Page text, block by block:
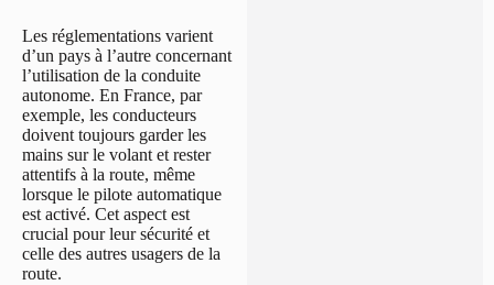
Les réglementations varient
d’un pays à l’autre concernant
l’utilisation de la conduite
autonome. En France, par
exemple, les conducteurs
doivent toujours garder les
mains sur le volant et rester
attentifs à la route, même
lorsque le pilote automatique
est activé. Cet aspect est
crucial pour leur sécurité et
celle des autres usagers de la
route.